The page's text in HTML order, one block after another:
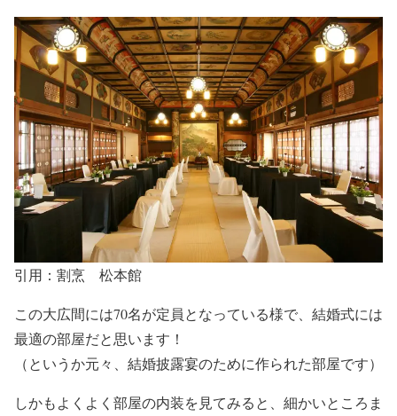
引用：割烹 松本館
この大広間には70名が定員となっている様で、結婚式には
最適の部屋だと思います！
（というか元々、結婚披露宴のために作られた部屋です）
しかもよくよく部屋の内装を見てみると、 細かいところま